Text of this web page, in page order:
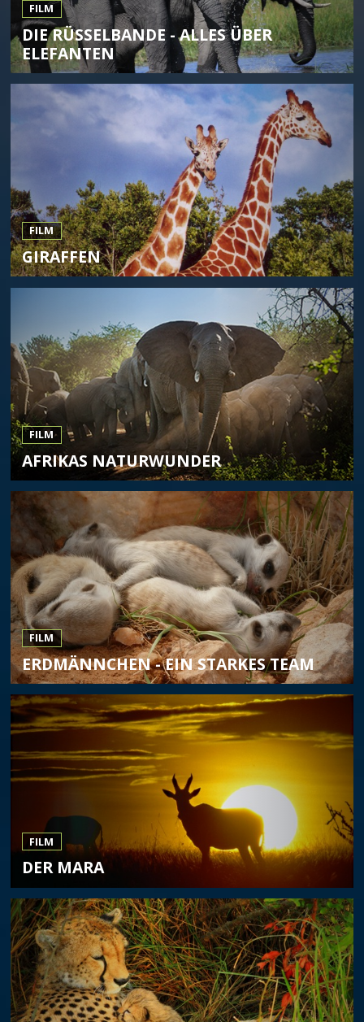
FILM
DIE RÜSSELBANDE - ALLES ÜBER
ELEFANTEN
FILM
GIRAFFEN
FILM
AFRIKAS NATURWUNDER
FILM
ERDMÄNNCHEN - EIN STARKES TEAM
FILM
DER MARA